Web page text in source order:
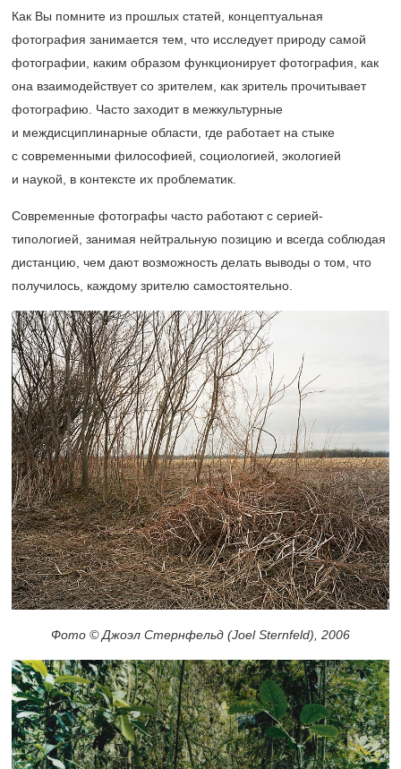
Как Вы помните из прошлых статей, концептуальная
фотография занимается тем, что исследует природу самой
фотографии, каким образом функционирует фотография, как
она взаимодействует со зрителем, как зритель прочитывает
фотографию. Часто заходит в межкультурные
и междисциплинарные области, где работает на стыке
с современными философией, социологией, экологией
и наукой, в контексте их проблематик.
Современные фотографы часто работают с серией-
типологией, занимая нейтральную позицию и всегда соблюдая
дистанцию, чем дают возможность делать выводы о том, что
получилось, каждому зрителю самостоятельно.
Фото © Джоэл Стернфельд (Joel Sternfeld), 2006